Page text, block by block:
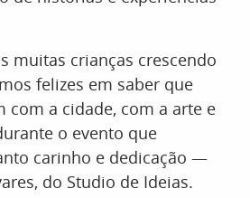
muitas crianças crescendo
felizes em saber que
com a cidade, com a arte e
o evento que
carinho e dedicação —
do Studio de Ideias.